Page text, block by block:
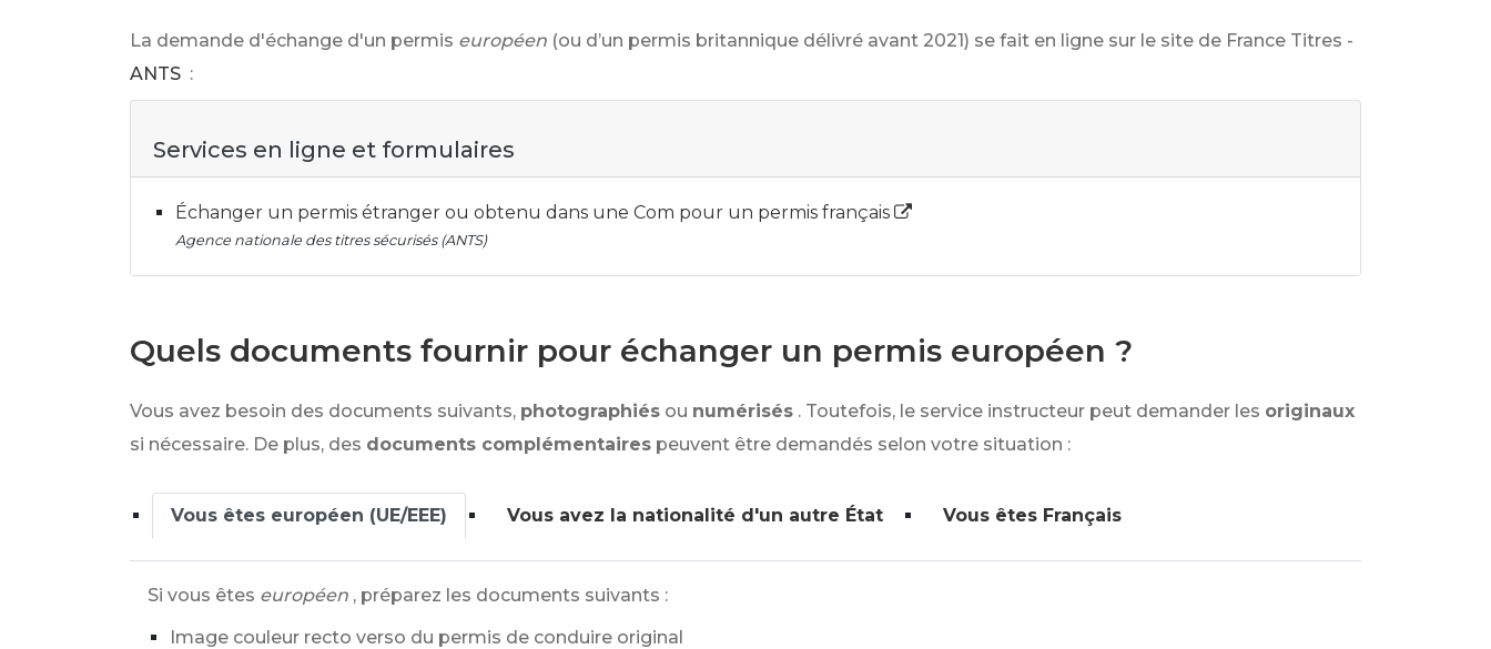
La demande d'échange d'un permis européen (ou d’un permis britannique délivré avant 2021) se fait en ligne sur le site de France Titres -
ANTS :
Services en ligne et formulaires
Échanger un permis étranger ou obtenu dans une Com pour un permis français
Agence nationale des titres sécurisés (ANTS)
Quels documents fournir pour échanger un permis européen ?
Vous avez besoin des documents suivants, photographiés ou numérisés . Toutefois, le service instructeur peut demander les originaux
si nécessaire. De plus, des documents complémentaires peuvent être demandés selon votre situation :
Vous êtes européen (UE/EEE) Vous avez la nationalité d'un autre État Vous êtes Français
Si vous êtes européen , préparez les documents suivants :
Image couleur recto verso du permis de conduire original